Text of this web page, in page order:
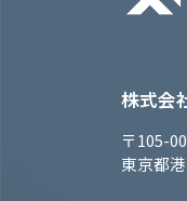
株式会
〒105-
東京都